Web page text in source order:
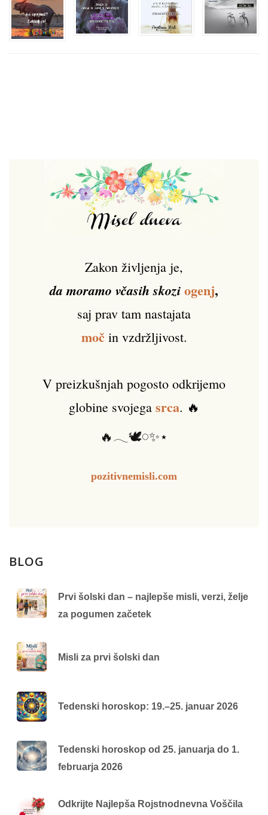
Zakon življenja je,
da moramo včasih skoziogenj,
saj prav tam nastajata
močin vzdržljivost.
V preizkušnjah pogosto odkrijemo
globine svojega srca. 🔥
🔥𓂃🕊️𓏸✨⋆
pozitivnemisli.com
BLOG
Prvi šolski dan – najlepše misli, verzi, želje
za pogumen začetek
Misli za prvi šolski dan
Tedenski horoskop: 19.–25. januar 2026
Tedenski horoskop od 25. januarja do 1.
februarja 2026
Odkrijte Najlepša Rojstnodnevna Voščila